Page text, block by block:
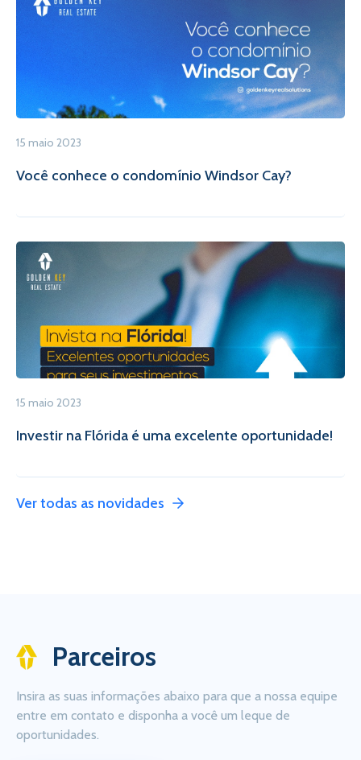
15 maio 2023
Você conhece o condomínio Windsor Cay?
15 maio 2023
Investir na Flórida é uma excelente oportunidade!
Ver todas as novidades
Parceiros
Insira as suas informações abaixo para que a nossa equipe
entre em contato e disponha a você um leque de
oportunidades.